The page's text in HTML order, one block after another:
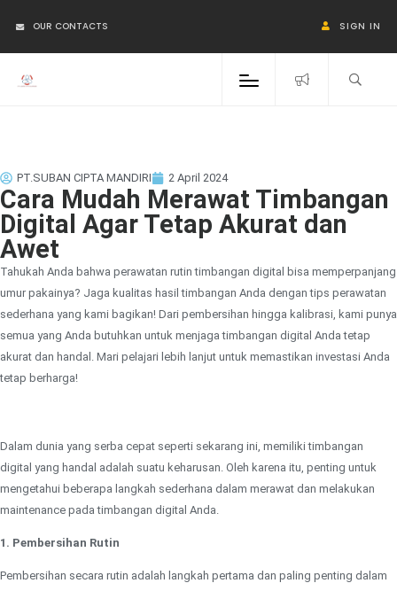
OUR CONTACTS SIGN IN
PT.SUBAN CIPTA MANDIRI 2 April 2024
Cara Mudah Merawat Timbangan
Digital Agar Tetap Akurat dan
Awet
Tahukah Anda bahwa perawatan rutin timbangan digital bisa memperpanjang
umur pakainya? Jaga kualitas hasil timbangan Anda dengan tips perawatan
sederhana yang kami bagikan! Dari pembersihan hingga kalibrasi, kami punya
semua yang Anda butuhkan untuk menjaga timbangan digital Anda tetap
akurat dan handal. Mari pelajari lebih lanjut untuk memastikan investasi Anda
tetap berharga!
Dalam dunia yang serba cepat seperti sekarang ini, memiliki timbangan
digital yang handal adalah suatu keharusan. Oleh karena itu, penting untuk
mengetahui beberapa langkah sederhana dalam merawat dan melakukan
maintenance pada timbangan digital Anda.
1. Pembersihan Rutin
Pembersihan secara rutin adalah langkah pertama dan paling penting dalam